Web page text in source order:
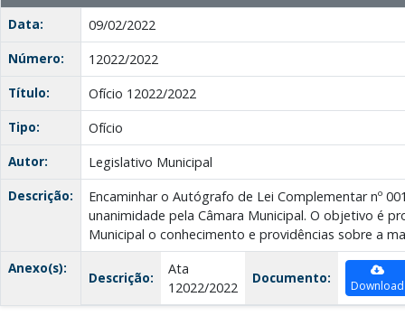
Data:
09/02/2022
Número:
12022/2022
Título:
Ofício 12022/2022
Tipo:
Ofício
Autor:
Legislativo Municipal
Descrição:
Encaminhar o Autógrafo de Lei Complementar nº
unanimidade pela Câmara Municipal. O objetivo é
Municipal o conhecimento e providências sobre a
Anexo(s):
Descrição:
Ata
12022/2022
Documento: Download